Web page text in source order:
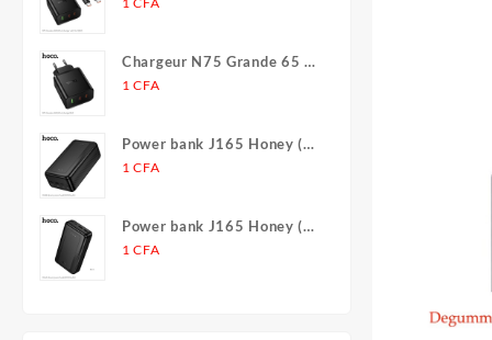
Chargeur N75 Grande 65 W
(2C1A) (UE)
1CFA
Power bank J165 Honey (30
000 mAh)
1CFA
Power bank J165 Honey (20
000 mAh)
1CFA